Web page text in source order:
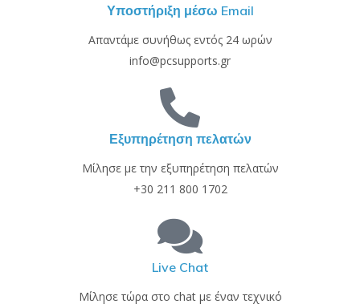
Υποστήριξη μέσω Email
Απαντάμε συνήθως εντός 24 ωρών
info@pcsupports.gr
Εξυπηρέτηση πελατών
Μίλησε με την εξυπηρέτηση πελατών
+30 211 800 1702
Live Chat
Μίλησε τώρα στο chat με έναν τεχνικό